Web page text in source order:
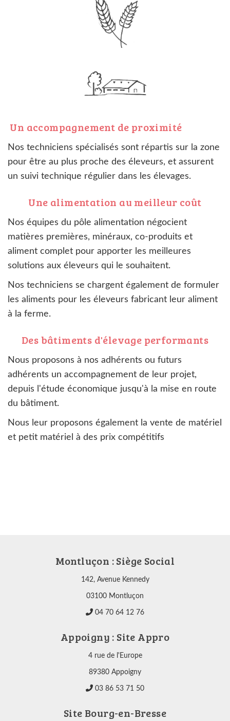
Un accompagnement de proximité
Nos techniciens spécialisés sont répartis sur la zone
pour être au plus proche des éleveurs, et assurent
un suivi technique régulier dans les élevages.
Une alimentation au meilleur coût
Nos équipes du pôle alimentation négocient
matières premières, minéraux, co-produits et
aliment complet pour apporter les meilleures
solutions aux éleveurs qui le souhaitent.
Nos techniciens se chargent également de formuler
les aliments pour les éleveurs fabricant leur aliment
à la ferme.
Des bâtiments d'élevage performants
Nous proposons à nos adhérents ou futurs
adhérents un accompagnement de leur projet,
depuis l'étude économique jusqu'à la mise en route
du bâtiment.
Nous leur proposons également la vente de matériel
et petit matériel à des prix compétitifs
Montluçon : Siège Social
142, Avenue Kennedy
03100 Montluçon
04 70 64 12 76
Appoigny : Site Appro
4 rue de l'Europe
89380 Appoigny
03 86 53 71 50
Site Bourg-en-Bresse